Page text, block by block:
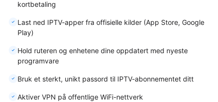
kortbetaling
Last ned IPTV-apper fra offisielle kilder (App Store, Google
Play)
Hold ruteren og enhetene dine oppdatert med nyeste
programvare
Bruk et sterkt, unikt passord til IPTV-abonnementet ditt
Aktiver VPN på offentlige WiFi-nettverk